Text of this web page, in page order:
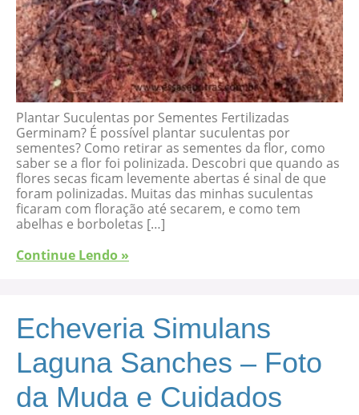
Plantar Suculentas por Sementes Fertilizadas
Germinam? É possível plantar suculentas por
sementes? Como retirar as sementes da flor, como
saber se a flor foi polinizada. Descobri que quando as
flores secas ficam levemente abertas é sinal de que
foram polinizadas. Muitas das minhas suculentas
ficaram com floração até secarem, e como tem
abelhas e borboletas […]
Continue Lendo »
Echeveria Simulans
Laguna Sanches – Foto
da Muda e Cuidados